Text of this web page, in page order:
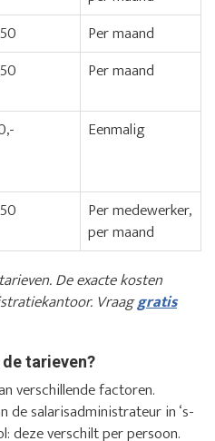
Per maand
Per maand
Eenmalig
Per medewerker,
per maand
De exacte kosten
Vraaggratis
tarieven?
verschillende factoren.
de salarisadministrateur in ‘s-
deze verschilt per persoon.